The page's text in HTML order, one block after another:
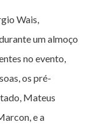
Wais,
um almoço
no evento,
os pré-
Mateus
e a